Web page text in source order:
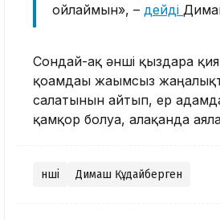
ойлаймын», – дейді
Сондай-ақ әнші қыздарға
қоғамдағы жағымсыз
салатынын айтып, ер
қамқор болуға, алақанда
Әнші Димаш Құдайберген